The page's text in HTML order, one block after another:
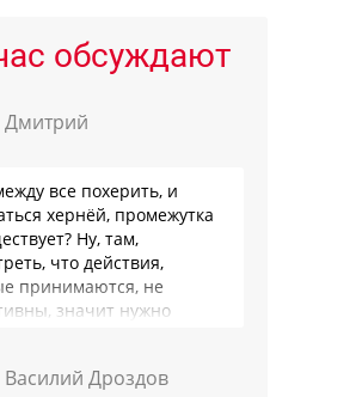
обсуждают
Дмитрий
все похерить, и
хернёй, промежутка
Ну, там,
что действия,
принимаются, не
значит нужно
две крайности? Хватит
Василий Дроздов